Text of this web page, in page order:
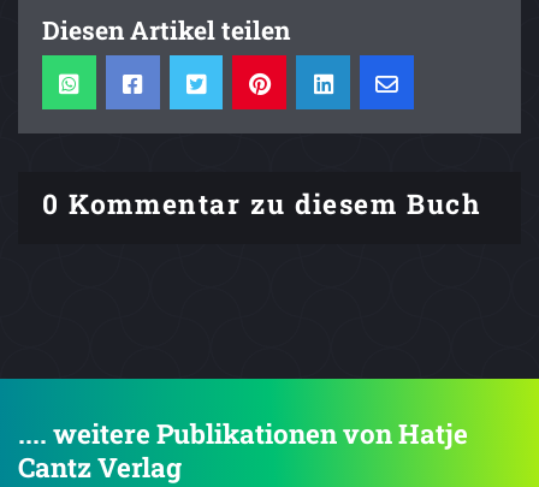
Diesen Artikel teilen
0 Kommentar zu diesem Buch
.... weitere Publikationen von Hatje
Cantz Verlag